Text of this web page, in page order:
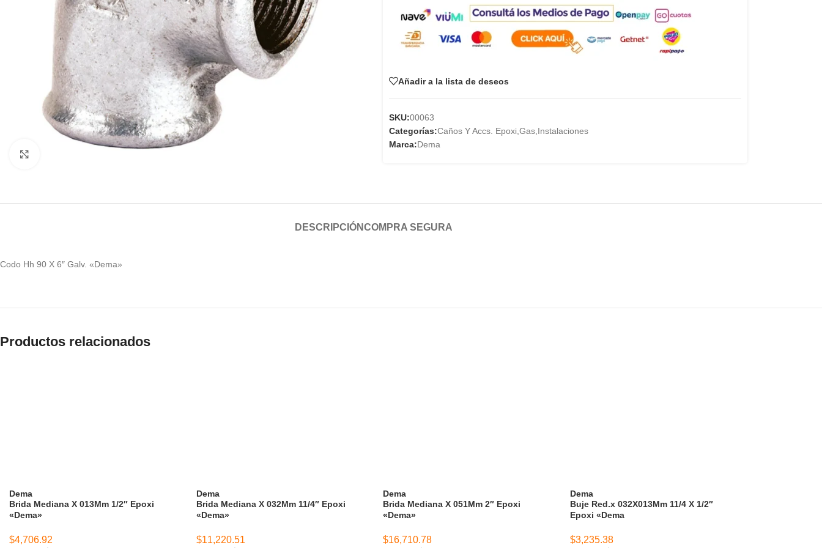
Añadir a la lista de deseos
SKU:00063
Categorías:Caños Y Accs. Epoxi, Gas, Instalaciones
Marca:Dema
DESCRIPCIÓNCOMPRA SEGURA
Codo Hh 90 X 6″ Galv. «Dema»
Productos relacionados
Brida Mediana X 013Mm 1/2″ Epoxi
«Dema»
Dema
$4,706.92
Brida Mediana X 032Mm 11/4″ Epoxi
«Dema»
Dema
$11,220.51
Brida Mediana X 051Mm 2″ Epoxi
«Dema»
Dema
$16,710.78
Buje Red.x 032X013Mm 11/4 X 1/2″
Epoxi «Dema
Dema
$3,235.38